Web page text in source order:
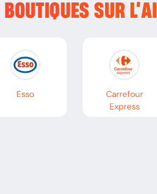
SUR L’
Esso
Carrefour
Express